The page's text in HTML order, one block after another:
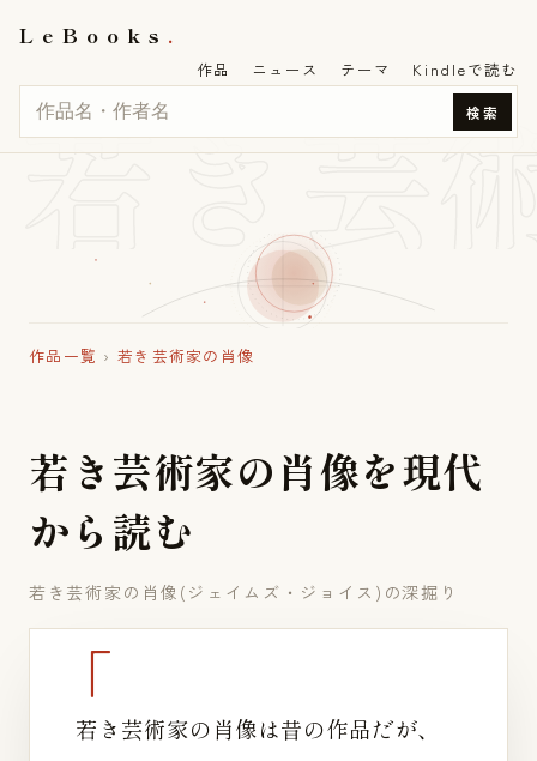
LeBooks
検索
作品 ニュース テーマ Kindleで読む
若き芸
作品一覧 › 若き芸術家の肖像
若 き芸術家の肖像を現代
か ら 読む
若き芸術家の肖像(ジェイムズ・ジョイス)の深掘り
若き芸術家の肖像は昔の作品だが、